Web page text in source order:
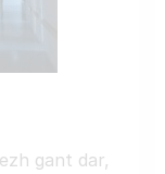
gant dar,